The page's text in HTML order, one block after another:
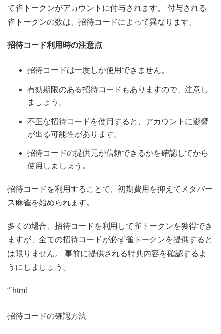
て雀トークンがアカウントに付与されます。 付与される
雀トークンの数は、招待コードによって異なります。
招待コード利用時の注意点
招待コードは一度しか使用できません。
有効期限のある招待コードもありますので、注意し
ましょう。
不正な招待コードを使用すると、アカウントに影響
が出る可能性があります。
招待コードの提供元が信頼できるかを確認してから
使用しましょう。
招待コードを利用することで、初期費用を抑えてメタバー
ス麻雀を始められます。
多くの場合、招待コードを利用して雀トークンを獲得でき
ますが、全ての招待コードが必ず雀トークンを提供すると
は限りません。 事前に提供される特典内容を確認するよ
うにしましょう。
“`html
招待コードの確認方法